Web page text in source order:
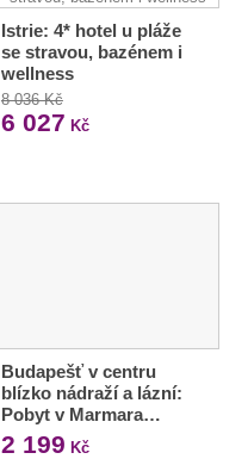
Istrie: 4* hotel u pláže
se stravou, bazénem i
wellness
8 036 Kč
6 027 Kč
Budapešť v centru
blízko nádraží a lázní:
Pobyt v Marmara…
2 199 Kč